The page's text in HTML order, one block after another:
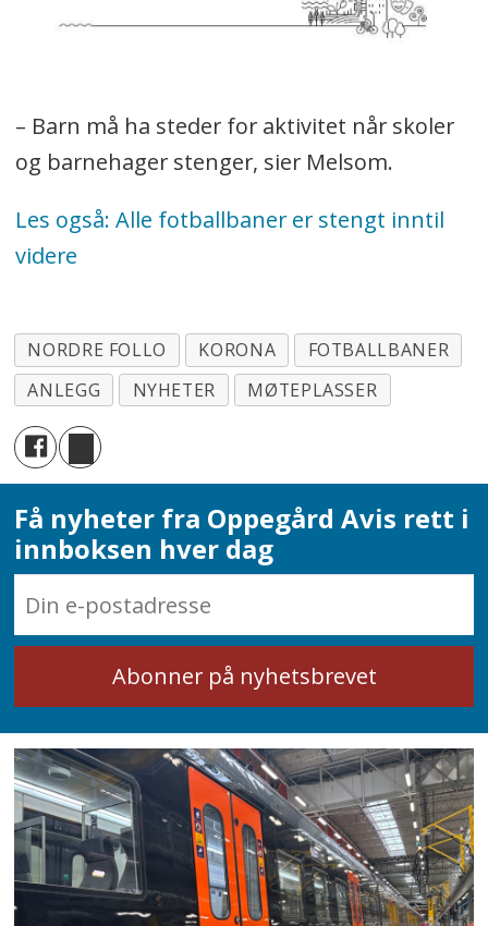
– Barn må ha steder for aktivitet når skoler
og barnehager stenger, sier Melsom.
Les også: Alle fotballbaner er stengt inntil
videre
NORDRE FOLLO KORONA
FOTBALLBANER
ANLEGG
NYHETER MØTEPLASSER
Få nyheter fra Oppegård Avis rett i
innboksen hver dag